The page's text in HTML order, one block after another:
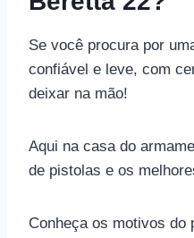
Se você procura por
confiável e leve, com
deixar na mão!
Aqui na casa do
de pistolas e os
Conheça os motivos do